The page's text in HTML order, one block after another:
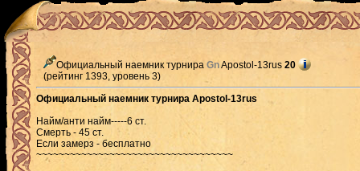
Официальный наемник турнира GnApostol-13rus 20
(рейтинг 1393, уровень 3)
Официальный наемник турнира Apostol-13rus
Найм/анти найм-----6 ст.
Cмерть - 45 ст.
Если замерз - бесплатно
~~~~~~~~~~~~~~~~~~~~~~~~~~~~~~~~~~~